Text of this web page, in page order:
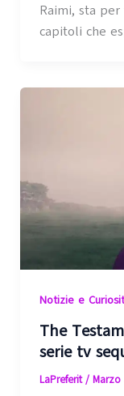
Raimi, sta
capitoli che
Notizie e
The
serie tv
LaPreferit/ Marzo